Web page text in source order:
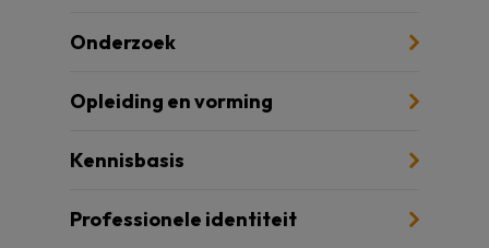
Onderzoek
Opleiding en vorming
Kennisbasis
Professionele identiteit